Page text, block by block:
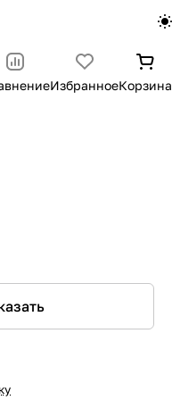
ИзбранноеКорзина